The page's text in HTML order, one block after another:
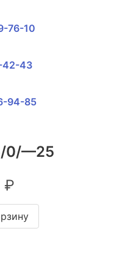
76-10
42-43
94-85
0/—25
₽